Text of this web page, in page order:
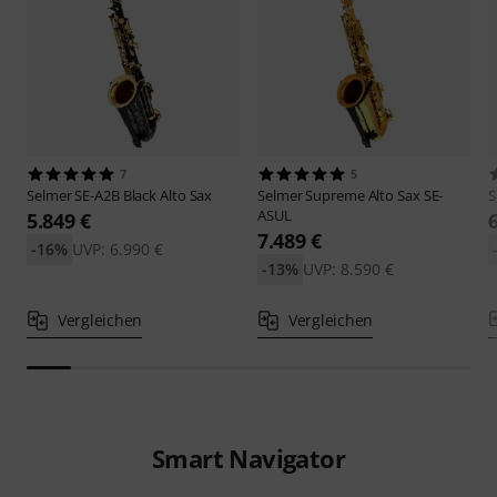
7
SelmerSE-A2B Black Alto Sax
5.849 €
UVP: 6.990 €
-16%
Vergleichen
5
SelmerSupreme Alto Sax SE-
ASUL
7.489 €
UVP: 8.590 €
-13%
Vergleichen
Smart Navigator